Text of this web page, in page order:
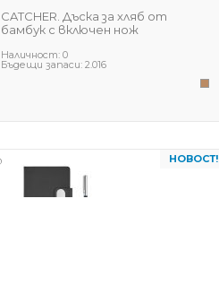
CATCHER. Дъска за хляб от
бамбук с включен нож
Наличност: 0
Бъдещи запаси: 2.016
НОВОСТ!